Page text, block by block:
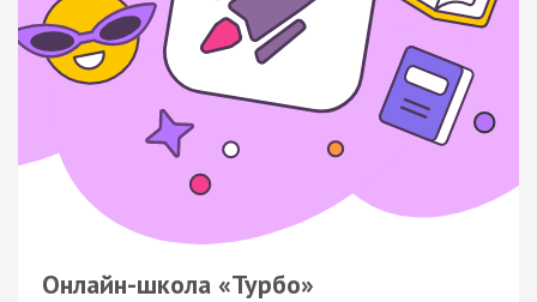
Онлайн-школа «Турбо»